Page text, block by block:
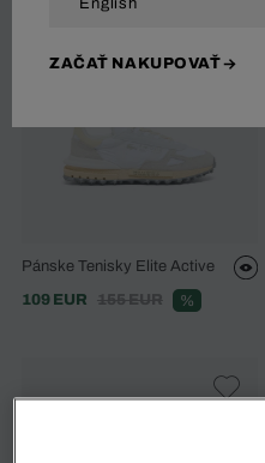
Pánske Tenisky Elite Active
109 EUR
155 EUR %
ZAČAŤ NAKUPOVAŤ